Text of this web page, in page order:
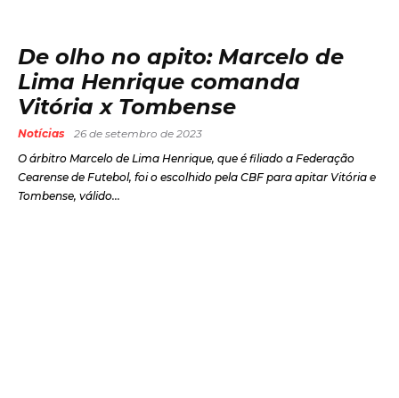
De olho no apito: Marcelo de
Lima Henrique comanda
Vitória x Tombense
Notícias
26 de setembro de 2023
O árbitro Marcelo de Lima Henrique, que é filiado a Federação
Cearense de Futebol, foi o escolhido pela CBF para apitar Vitória e
Tombense, válido...